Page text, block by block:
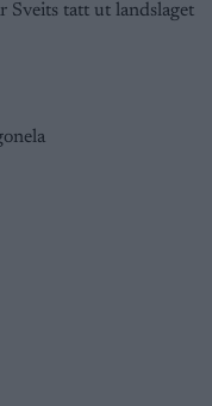
Sveits tatt ut landslaget